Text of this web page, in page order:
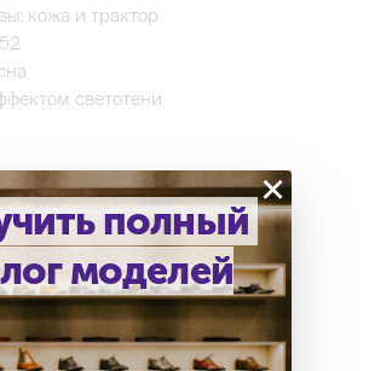
кожа и трактор
светотени
к Вам приедет
точный размер?
полный
моделей
×